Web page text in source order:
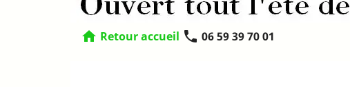
home Retour accueil phone 06 59 39 70 01